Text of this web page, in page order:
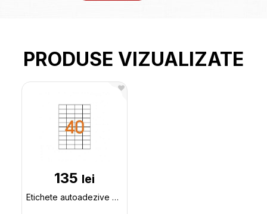
PRODUSE VIZUALIZATE
135 lei
Etichete autoadezive MIX MIX